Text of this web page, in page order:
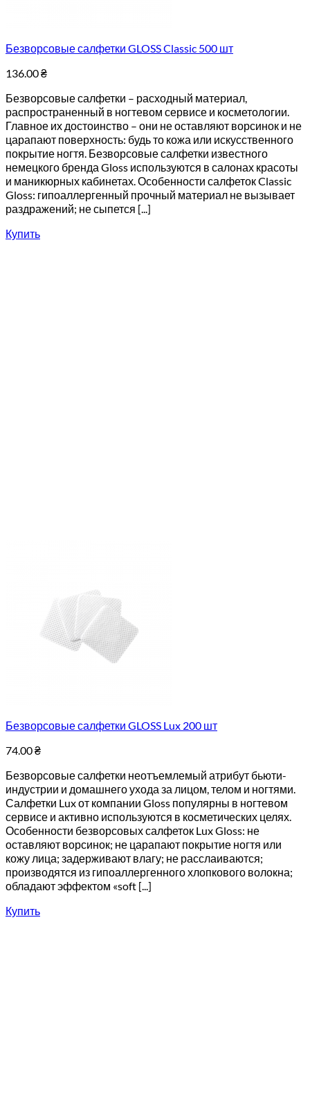
Безворсовые салфетки GLOSS Classic 500 шт
136.00₴
Безворсовые салфетки – расходный материал,
распространенный в ногтевом сервисе и косметологии.
Главное их достоинство – они не оставляют ворсинок и не
царапают поверхность: будь то кожа или искусственного
покрытие ногтя. Безворсовые салфетки известного
немецкого бренда Gloss используются в салонах красоты
и маникюрных кабинетах. Особенности салфеток Classic
Gloss: гипоаллергенный прочный материал не вызывает
раздражений; не сыпется [...]
Купить
Безворсовые салфетки GLOSS Lux 200 шт
74.00₴
Безворсовые салфетки неотъемлемый атрибут бьюти-
индустрии и домашнего ухода за лицом, телом и ногтями.
Салфетки Lux от компании Gloss популярны в ногтевом
сервисе и активно используются в косметических целях.
Особенности безворсовых салфеток Lux Gloss: не
оставляют ворсинок; не царапают покрытие ногтя или
кожу лица; задерживают влагу; не расслаиваются;
производятся из гипоаллергенного хлопкового волокна;
обладают эффектом «soft [...]
Купить